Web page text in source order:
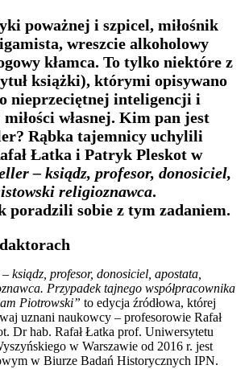
poważnej i szpicel, miłośnik
wreszcie alkoholowy
kłamca. To tylko niektóre z
książki), którymi opisywano
o nieprzeciętnej inteligencji i
własnej. Kim pan jest
Rąbka tajemnicy uchylili
Łatka i Patryk Pleskot w
– ksiądz, profesor, donosiciel,
religioznawca.
poradzili sobie z tym zadaniem.
ksiądz, profesor, donosiciel, apostata,
Przypadek tajnego współpracownika
Piotrowski” to edycja źródłowa, której
uznani naukowcy – profesorowie Rafał
Dr hab. Rafał Łatka prof. Uniwersytetu
w Warszawie od 2016 r. jest
w Biurze Badań Historycznych IPN.